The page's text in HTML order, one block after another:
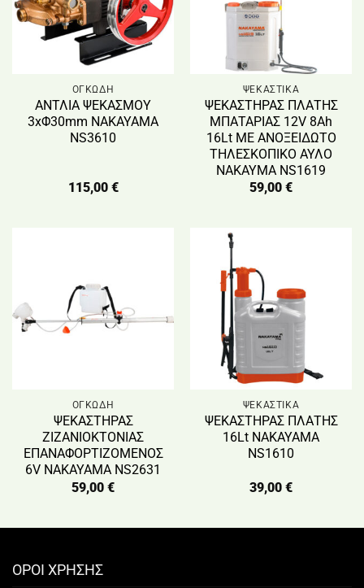
ΟΓΚΩΔΗ
ΑΝΤΛΙΑ ΨΕΚΑΣΜΟΥ
3xΦ30mm NAKAYAMA
NS3610
115,00 €
ΨΕΚΑΣΤΙΚΑ
ΨΕΚΑΣΤΗΡΑΣ ΠΛΑΤΗΣ
ΜΠΑΤΑΡΙΑΣ 12V 8Ah
16Lt ΜΕ ΑΝΟΞΕΙΔΩΤΟ
ΤΗΛΕΣΚΟΠΙΚΟ ΑΥΛΟ
ΝΑΚΑΥΜΑ NS1619
59,00 €
ΟΓΚΩΔΗ
ΨΕΚΑΣΤΗΡΑΣ
ΖΙΖΑΝΙΟΚΤΟΝΙΑΣ
ΕΠΑΝΑΦΟΡΤΙΖΟΜΕΝΟΣ
6V NAKAYAMA NS2631
59,00 €
ΨΕΚΑΣΤΙΚΑ
ΨΕΚΑΣΤΗΡΑΣ ΠΛΑΤΗΣ
16Lt NAKAYAMA
NS1610
39,00 €
ΟΡΟΙ ΧΡΗΣΗΣ